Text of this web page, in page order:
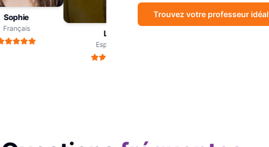
Sophie
Français Léa
Espagnol
Marc
Trouvez votre professeur idéal